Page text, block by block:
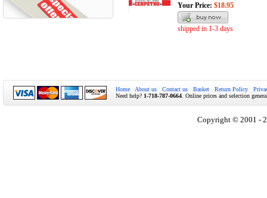
Your Price: $18.95
shipped in 1-3 days
Home About us Contact us Basket Return Policy
Need help? 1-718-787-0664 . Online prices and selection
Copyright © 2001 -